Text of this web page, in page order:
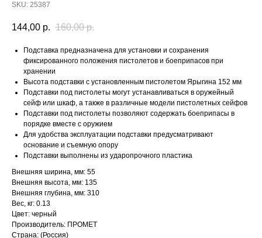
SKU: 25387
144,00 р. 160,00 р.
Подставка предназначена для установки и сохранения
фиксированного положения пистолетов и боеприпасов при
хранении
Высота подставки с установленным пистолетом Ярыгина 152 мм
Подставки под пистолеты могут устанавливаться в оружейный
сейф или шкаф, а также в различные модели пистолетных сейфов
Подставки под пистолеты позволяют содержать боеприпасы в
порядке вместе с оружием
Для удобства эксплуатации подставки предусматривают
основание и съемную опору
Подставки выполнены из ударопрочного пластика
Внешняя ширина, мм: 55
Внешняя высота, мм: 135
Внешняя глубина, мм: 310
Вес, кг: 0.13
Цвет: черный
Производитель: ПРОМЕТ
Страна: (Россия)